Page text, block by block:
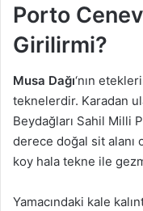
Porto
Girilirmi?
Musa Dağı‘nın
teknelerdir. Karadan
Beydağları Sahil Milli
derece doğal sit alanı
koy hala tekne ile
Yamacındaki kale